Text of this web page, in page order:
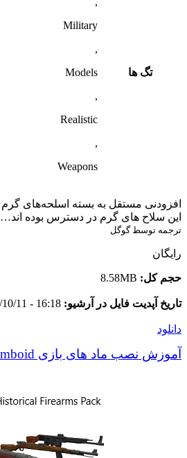
تگ ها
Military
,
Models
,
Realistic
,
Weapons
این سلاح های گرم در دسترس بوده اند…
ترجمه توسط گوگل
رایگان
حجم کل: 8.58MB
تاریخ آپدیت فایل در آرشیو: 16:18 - 2025/10/11
دانلود
آموزش نصب ماد های بازی Project Zomboid